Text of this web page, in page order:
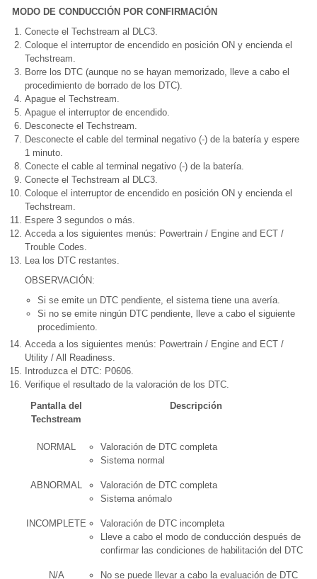
MODO DE CONDUCCIÓN POR CONFIRMACIÓN
Conecte el Techstream al DLC3.
Coloque el interruptor de encendido en posición ON y encienda el
Techstream.
Borre los DTC (aunque no se hayan memorizado, lleve a cabo el
procedimiento de borrado de los DTC).
Apague el Techstream.
Apague el interruptor de encendido.
Desconecte el Techstream.
Desconecte el cable del terminal negativo (-) de la batería y espere
1 minuto.
Conecte el cable al terminal negativo (-) de la batería.
Conecte el Techstream al DLC3.
Coloque el interruptor de encendido en posición ON y encienda el
Techstream.
Espere 3 segundos o más.
Acceda a los siguientes menús: Powertrain / Engine and ECT /
Trouble Codes.
Lea los DTC restantes.
OBSERVACIÓN:
Si se emite un DTC pendiente, el sistema tiene una avería.
Si no se emite ningún DTC pendiente, lleve a cabo el siguiente
procedimiento.
Acceda a los siguientes menús: Powertrain / Engine and ECT /
Utility / All Readiness.
Introduzca el DTC: P0606.
Verifique el resultado de la valoración de los DTC.
Pantalla del
Techstream
Descripción
NORMAL
Valoración de DTC completa
Sistema normal
ABNORMAL
Valoración de DTC completa
Sistema anómalo
INCOMPLETE
Valoración de DTC incompleta
Lleve a cabo el modo de conducción después de
confirmar las condiciones de habilitación del DTC
N/A No se puede llevar a cabo la evaluación de DTC